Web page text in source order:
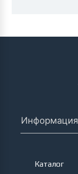
Информация
Каталог